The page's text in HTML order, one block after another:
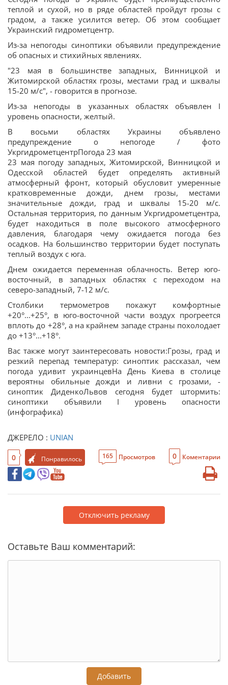
теплой и сухой, но в ряде областей пройдут грозы с
градом, а также усилится ветер. Об этом сообщает
Украинский гидрометцентр.
Из-за непогоды синоптики объявили предупреждение
об опасных и стихийных явлениях.
"23 мая в большинстве западных, Винницкой и
Житомирской областях грозы, местами град и шквалы
15-20 м/с", - говорится в прогнозе.
Из-за непогоды в указанных областях объявлен І
уровень опасности, желтый.
В восьми областях Украины объявлено
предупреждение о непогоде / фото
УкргидрометцентрПогода 23 мая
23 мая погоду западных, Житомирской, Винницкой и
Одесской областей будет определять активный
атмосферный фронт, который обусловит умеренные
кратковременные дожди, днем грозы, местами
значительные дожди, град и шквалы 15-20 м/с.
Остальная территория, по данным Укргидрометцентра,
будет находиться в поле высокого атмосферного
давления, благодаря чему ожидается погода без
осадков. На большинство территории будет поступать
теплый воздух с юга.
Днем ожидается переменная облачность. Ветер юго-
восточный, в западных областях с переходом на
северо-западный, 7-12 м/с.
Столбики термометров покажут комфортные
+20°...+25°, в юго-восточной части воздух прогреется
вплоть до +28°, а на крайнем западе страны похолодает
до +13°...+18°.
Вас также могут заинтересовать новости:Грозы, град и
резкий перепад температур: синоптик рассказал, чем
погода удивит украинцевНа День Киева в столице
вероятны обильные дожди и ливни с грозами, -
синоптик ДиденкоЛьвов сегодня будет штормить:
синоптики объявили І уровень опасности
(инфографика)
ДЖЕРЕЛО : UNIAN
0 Понравилось 165 Просмотров 0 Коментарии
Отключить рекламу
Оставьте Ваш комментарий:
Добавить